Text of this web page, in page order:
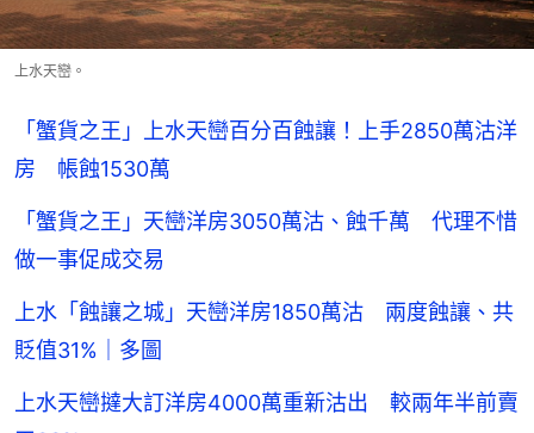
上水天巒。
「蟹貨之王」上水天巒百分百蝕讓！上手2850萬沽洋
房 帳蝕1530萬
「蟹貨之王」天巒洋房3050萬沽、蝕千萬 代理不惜
做一事促成交易
上水「蝕讓之城」天巒洋房1850萬沽 兩度蝕讓、共
貶值31%｜多圖
上水天巒撻大訂洋房4000萬重新沽出 較兩年半前賣